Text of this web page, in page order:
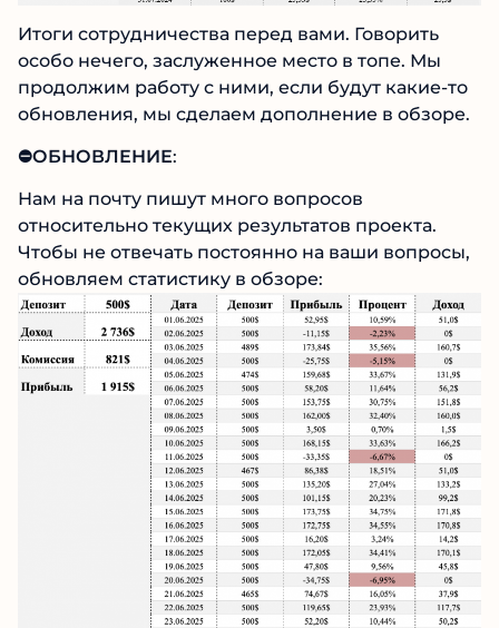
Итоги сотрудничества перед вами. Говорить
особо нечего, заслуженное место в топе. Мы
продолжим работу с ними, если будут какие-то
обновления, мы сделаем дополнение в обзоре.
⛔️ОБНОВЛЕНИЕ:
Нам на почту пишут много вопросов
относительно текущих результатов проекта.
Чтобы не отвечать постоянно на ваши вопросы,
обновляем статистику в обзоре: